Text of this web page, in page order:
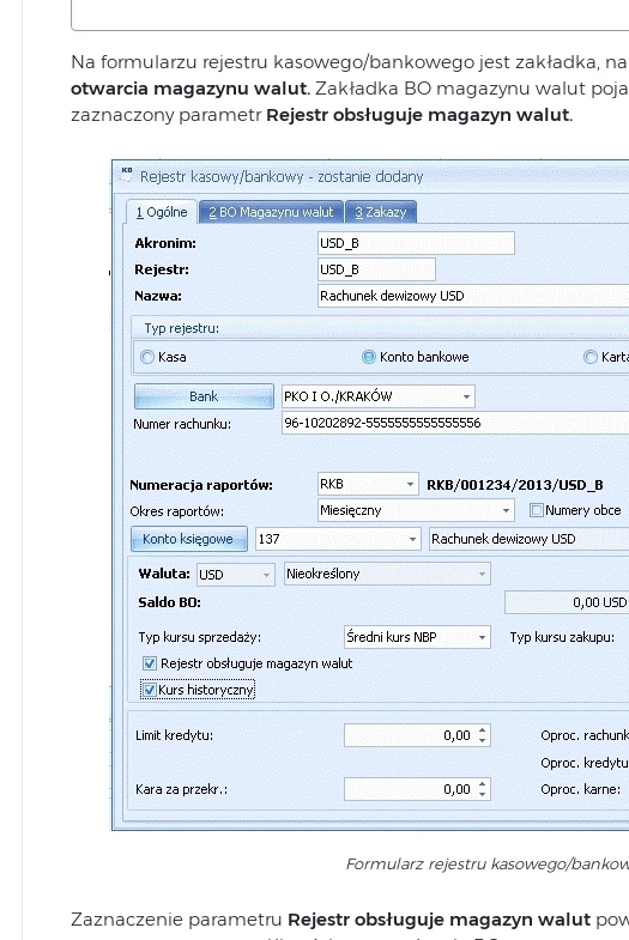
Na formularzu rejestru kasowego/bankowego jest zakładka,
otwarcia magazynu walut.Zakładka BO magazynu walut
zaznaczony parametr Rejestr obsługuje magazyn walut.
Formularz rejestru kasowego/
Zaznaczenie parametru Rejestr obsługuje magazyn walut